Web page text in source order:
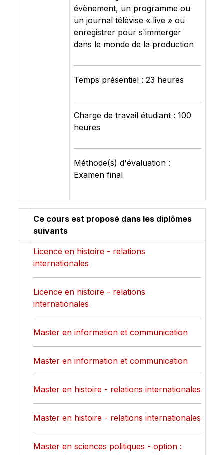
évènement, un programme ou
un journal télévise « live » ou
enregistrer pour s`immerger
dans le monde de la production
Temps présentiel : 23 heures
Charge de travail étudiant : 100
heures
Méthode(s) d'évaluation :
Examen final
Ce cours est proposé dans les diplômes
suivants
Licence en histoire - relations
internationales
Licence en histoire - relations
internationales
Master en information et communication
Master en information et communication
Master en histoire - relations internationales
Master en histoire - relations internationales
Master en sciences politiques - option :